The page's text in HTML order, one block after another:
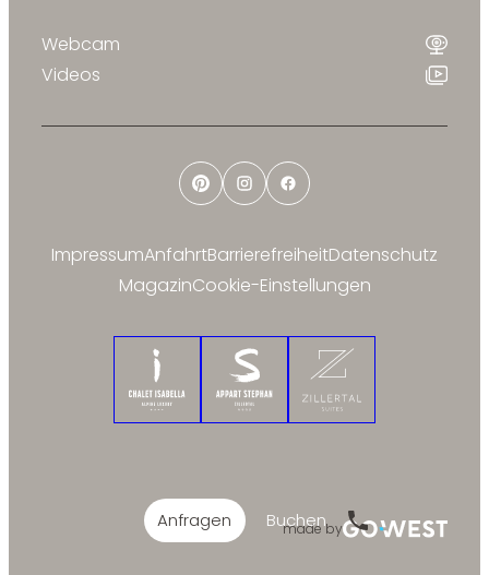
Anfragen Buchen
Hotline
PinterestInstagramFacebook
Webcam
Videos
ImpressumAnfahrtBarrierefreiheitDatenschutz
MagazinCookie-Einstellungen
Chalet IsabellaAppart StephanZillertal Suites
made by